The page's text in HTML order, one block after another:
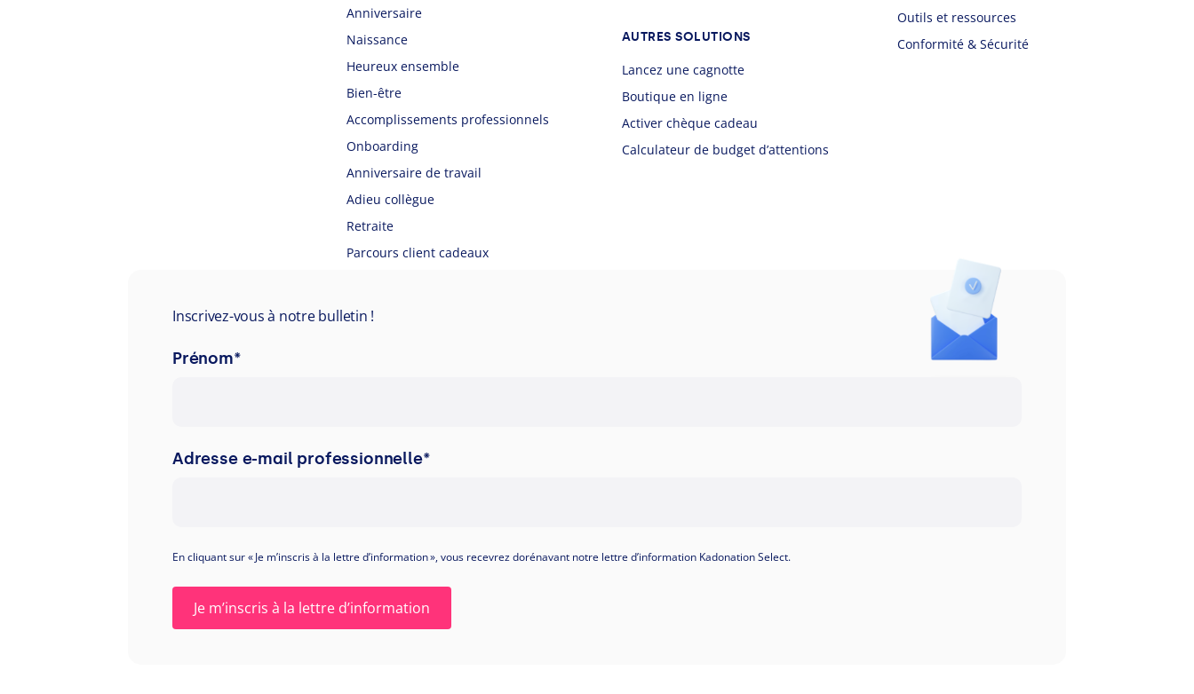
Anniversaire
Naissance
Heureux ensemble
Bien-être
Accomplissements professionnels
Onboarding
Anniversaire de travail
Adieu collègue
Retraite
Parcours client cadeaux
AUTRES SOLUTIONS
Lancez une cagnotte
Boutique en ligne
Activer chèque cadeau
Calculateur de budget d’attentions
Outils et ressources
Conformité & Sécurité
Inscrivez-vous à notre bulletin !
Prénom*
Adresse e-mail professionnelle*
En cliquant sur « Je m’inscris à la lettre d’information », vous recevrez dorénavant notre lettre d’information Kadonation Select.